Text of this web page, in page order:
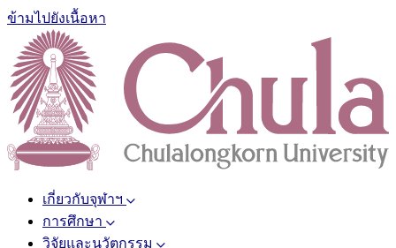
ข้ามไปยังเนื้อหา
เกี่ยวกับจุฬาฯ
การศึกษา
วิจัยและนวัตกรรม